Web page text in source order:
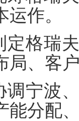
作。
定格瑞
局、客
调宁波
能分配